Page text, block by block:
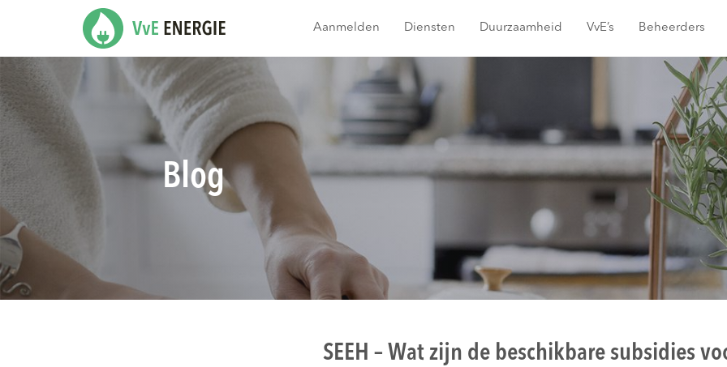
Aanmelden Diensten Duurzaamheid VvE’s Beheerders
Blog
SEEH – Wat zijn de beschikbare subsidies